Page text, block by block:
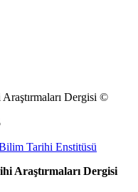
Dergisi ©
Tarihi Enstitüsü
Araştırmaları Dergisi